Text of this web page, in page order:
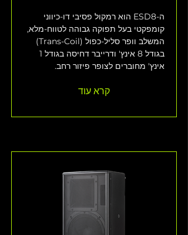
ה-ESD8 הוא רמקול פסיבי דו-כיווני
קומפקטי בעל תפוקה גבוהה לטווח-מלא,
המשלב וופר סליל-כפול (Trans-Coil)
אינץ' מחוברים לצופר פיזור רחב.
קרא עוד